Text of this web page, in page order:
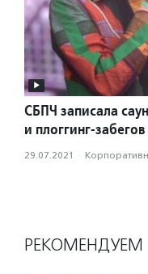
СБПЧ записала
и плоггинг-забегов
29.07.2021 ·
РЕКОМЕНДУЕМ